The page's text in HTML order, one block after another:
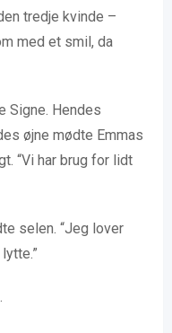
tredje kvinde –
med et smil, da
Signe. Hendes
øjne mødte Emmas
“Vi har brug for lidt
selen. “Jeg lover